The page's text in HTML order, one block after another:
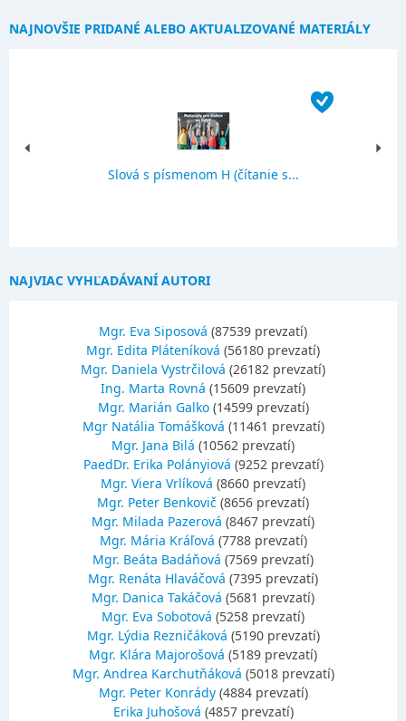
NAJNOVŠIE PRIDANÉ ALEBO AKTUALIZOVANÉ MATERIÁLY
Slová s písmenom H (čítanie s...
NAJVIAC VYHĽADÁVANÍ AUTORI
Mgr. Eva Siposová (87539 prevzatí)
Mgr. Edita Pláteníková (56180 prevzatí)
Mgr. Daniela Vystrčilová (26182 prevzatí)
Ing. Marta Rovná (15609 prevzatí)
Mgr. Marián Galko(14599 prevzatí)
Mgr Natália Tomášková (11461 prevzatí)
Mgr. Jana Bilá (10562 prevzatí)
PaedDr. Erika Polányiová (9252 prevzatí)
Mgr. Viera Vrlíková (8660 prevzatí)
Mgr. Peter Benkovič (8656 prevzatí)
Mgr. Milada Pazerová (8467 prevzatí)
Mgr. Mária Kráľová (7788 prevzatí)
Mgr. Beáta Badáňová (7569 prevzatí)
Mgr. Renáta Hlaváčová (7395 prevzatí)
Mgr. Danica Takáčová (5681 prevzatí)
Mgr. Eva Sobotová (5258 prevzatí)
Mgr. Lýdia Rezničáková (5190 prevzatí)
Mgr. Klára Majorošová (5189 prevzatí)
Mgr. Andrea Karchutňáková (5018 prevzatí)
Mgr. Peter Konrády(4884 prevzatí)
Erika Juhošová (4857 prevzatí)